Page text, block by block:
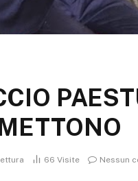
66 Visite Nessun